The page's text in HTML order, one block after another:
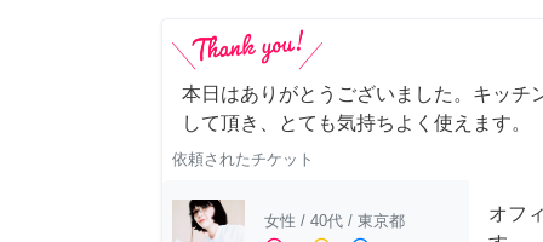
本日はありがとうございました。キッチ
して頂き、とても気持ちよく使えます。
依頼されたチケット
女性 / 40代 / 東京都
オフ